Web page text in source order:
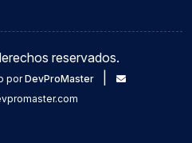
reservados.
porDevProMaster